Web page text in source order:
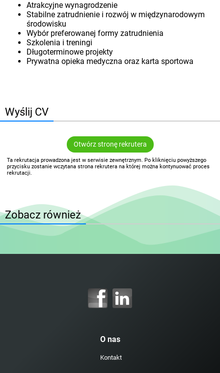
Atrakcyjne wynagrodzenie
Stabilne zatrudnienie i rozwój w międzynarodowym
środowisku
Wybór preferowanej formy zatrudnienia
Szkolenia i treningi
Długoterminowe projekty
Prywatna opieka medyczna oraz karta sportowa
Wyślij CV
Otwórz stronę rekrutera
Ta rekrutacja prowadzona jest w serwisie zewnętrznym. Po kliknięciu powyższego
przycisku zostanie wczytana strona rekrutera na której można kontynuować proces
rekrutacji.
Zobacz również
O nas
Kontakt